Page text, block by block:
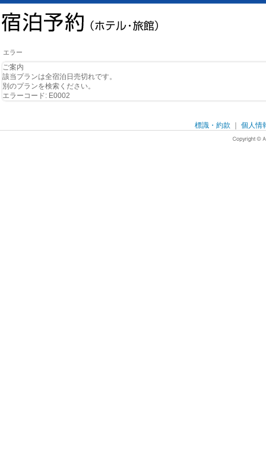
エラー
ご案内
該当プランは全宿泊日売切れです。
別のプランを検索ください。
エラーコード: E0002
標識・約款 個人情